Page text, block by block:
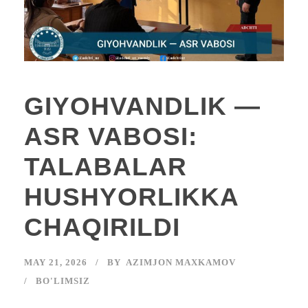
GIYOHVANDLIK —
ASR VABOSI:
TALABALAR
HUSHYORLIKKA
CHAQIRILDI
MAY 21, 2026 BY AZIMJON MAXKAMOV
BO'LIMSIZ